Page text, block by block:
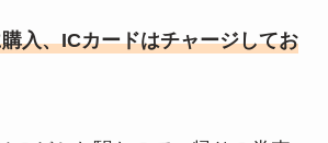
入、ICカードはチャージしてお